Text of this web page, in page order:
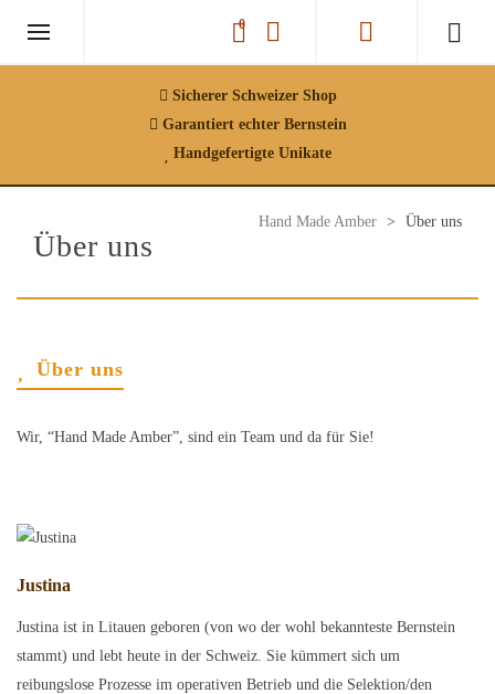
INFORMATION SHOP
0
Sicherer Schweizer Shop
Garantiert echter Bernstein
Handgefertigte Unikate
Über uns
Hand Made Amber > Über uns
Über uns
Wir, “Hand Made Amber”, sind ein Team und da für Sie!
Justina
Justina ist in Litauen geboren (von wo der wohl bekannteste Bernstein
stammt) und lebt heute in der Schweiz. Sie kümmert sich um
reibungslose Prozesse im operativen Betrieb und die Selektion/den